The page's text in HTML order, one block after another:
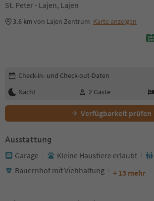
St. Peter - Lajen, Lajen
3.6 kmvon Lajen Zentrum Karte anzeigen
Buchungsdetails bearbeiten
Check-in- und Check-out-Daten
Nacht
2 Gäste
Verfügbarkeit prüfen
Ausstattung
Garage Kleine Haustiere erlaubt
Bauernhof mit Viehhaltung
+ 13 mehr